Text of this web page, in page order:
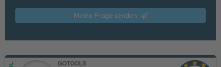
Meine Frage senden